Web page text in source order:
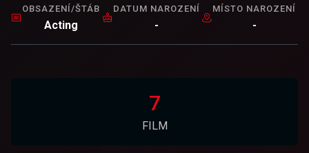
OBSAZENÍ/ŠTÁB
Acting
DATUM NAROZENÍ
-
MÍSTO NAROZENÍ
-
7
FILM